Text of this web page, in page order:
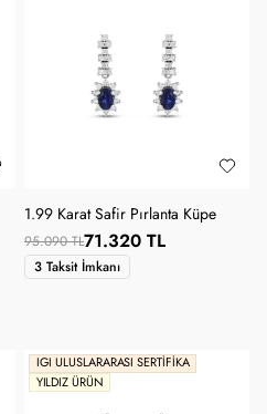
1.99 Karat Safir Pırlanta Küpe
95.090 TL71.320 TL
3 Taksit İmkanı
IGI ULUSLARARASI SERTIFIKA
YILDIZ ÜRÜN